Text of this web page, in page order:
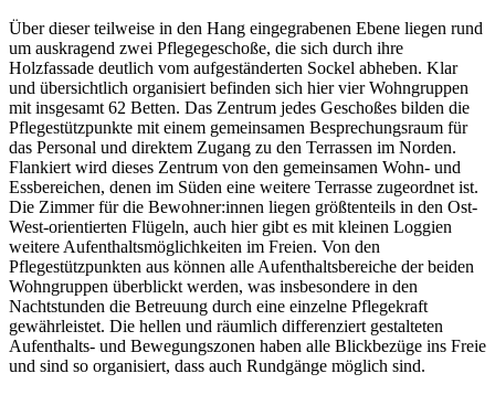
Über dieser teilweise in den Hang eingegrabenen Ebene liegen rund
um auskragend zwei Pflegegeschoße, die sich durch ihre
Holzfassade deutlich vom aufgeständerten Sockel abheben. Klar
und übersichtlich organisiert befinden sich hier vier Wohngruppen
mit insgesamt 62 Betten. Das Zentrum jedes Geschoßes bilden die
Pflegestützpunkte mit einem gemeinsamen Besprechungsraum für
das Personal und direktem Zugang zu den Terrassen im Norden.
Flankiert wird dieses Zentrum von den gemeinsamen Wohn- und
Essbereichen, denen im Süden eine weitere Terrasse zugeordnet ist.
Die Zimmer für die Bewohner:innen liegen größtenteils in den Ost-
West-orientierten Flügeln, auch hier gibt es mit kleinen Loggien
weitere Aufenthaltsmöglichkeiten im Freien. Von den
Pflegestützpunkten aus können alle Aufenthaltsbereiche der beiden
Wohngruppen überblickt werden, was insbesondere in den
Nachtstunden die Betreuung durch eine einzelne Pflegekraft
gewährleistet. Die hellen und räumlich differenziert gestalteten
Aufenthalts- und Bewegungszonen haben alle Blickbezüge ins Freie
und sind so organisiert, dass auch Rundgänge möglich sind.